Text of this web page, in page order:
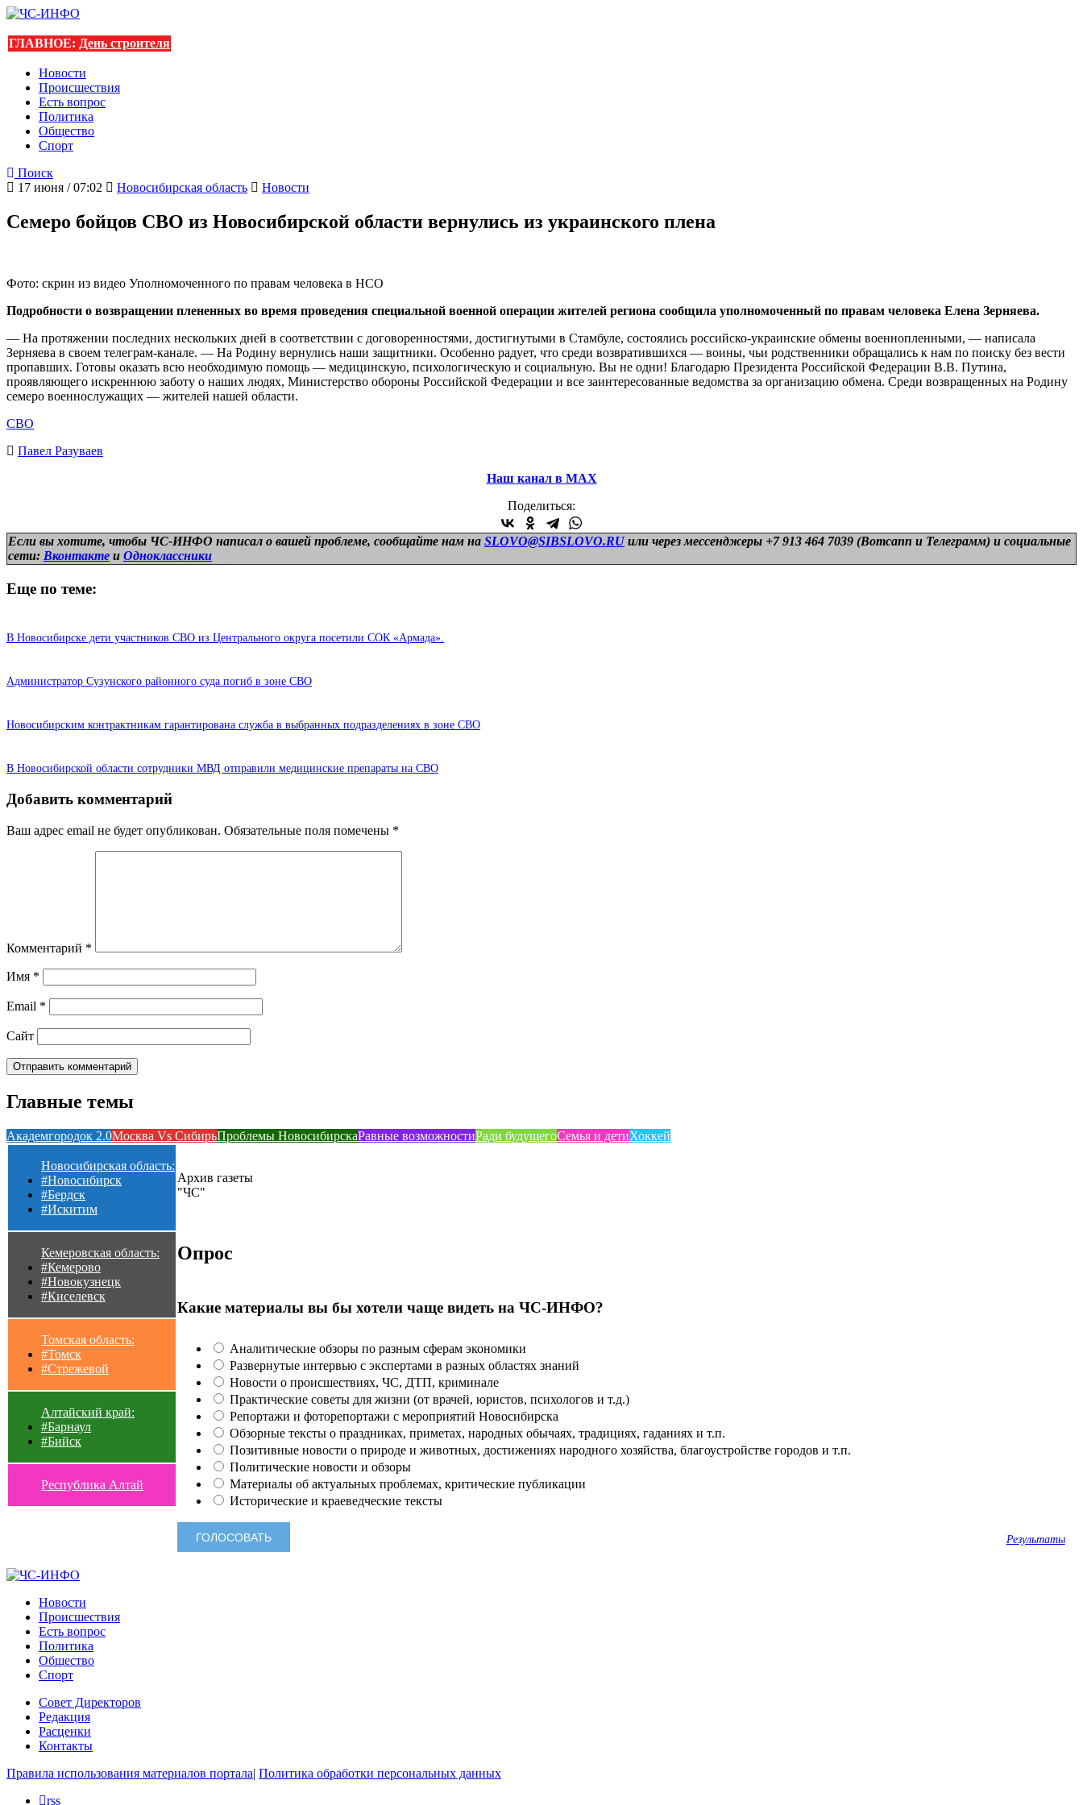
ГЛАВНОЕ: День строителя
Новости
Происшествия
Есть вопрос
Политика
Общество
Спорт
Поиск
17 июня / 07:02
Новосибирская область Новости
Семеро бойцов СВО из Новосибирской области вернулись из украинского плена
Фото: скрин из видео Уполномоченного по правам человека в НСО
Подробности о возвращении плененных во время проведения специальной военной операции жителей региона сообщила уполномоченный по правам человека Елена Зерняева.
— На протяжении последних нескольких дней в соответствии с договоренностями, достигнутыми в Стамбуле, состоялись российско-украинские обмены военнопленными, — написала
Зерняева в своем телеграм-канале. — На Родину вернулись наши защитники. Особенно радует, что среди возвратившихся — воины, чьи родственники обращались к нам по поиску без вести
пропавших. Готовы оказать всю необходимую помощь — медицинскую, психологическую и социальную. Вы не одни! Благодарю Президента Российской Федерации В.В. Путина,
проявляющего искреннюю заботу о наших людях, Министерство обороны Российской Федерации и все заинтересованные ведомства за организацию обмена. Среди возвращенных на Родину
семеро военнослужащих — жителей нашей области.
СВО
Павел Разуваев
Наш канал в МАХ
Поделиться:
Если вы хотите, чтобы ЧС-ИНФО написал о вашей проблеме, сообщайте нам на SLOVO@SIBSLOVO.RU или через мессенджеры +7 913 464 7039 (Вотсапп и Телеграмм) и социальные
сети: Вконтакте и Одноклассники
Еще по теме:
В Новосибирске дети участников СВО из Центрального округа посетили СОК «Армада».
Администратор Сузунского районного суда погиб в зоне СВО
Новосибирским контрактникам гарантирована служба в выбранных подразделениях в зоне СВО
В Новосибирской области сотрудники МВД отправили медицинские препараты на СВО
Добавить комментарий
Ваш адрес email не будет опубликован. Обязательные поля помечены *
Комментарий *
Имя *
Email *
Сайт
Главные темы
Академгородок 2.0Москва Vs СибирьПроблемы НовосибирскаРавные возможностиРади будущегоСемья и детиХоккей
Новосибирская область:
#Новосибирск
#Бердск
#Искитим
Кемеровская область:
#Кемерово
#Новокузнецк
#Киселевск
Томская область:
#Томск
#Стрежевой
Алтайский край:
#Барнаул
#Бийск
Республика Алтай
Архив газеты
"ЧС"
Опрос
Какие материалы вы бы хотели чаще видеть на ЧС-ИНФО?
Аналитические обзоры по разным сферам экономики
Развернутые интервью с экспертами в разных областях знаний
Новости о происшествиях, ЧС, ДТП, криминале
Практические советы для жизни (от врачей, юристов, психологов и т.д.)
Репортажи и фоторепортажи с мероприятий Новосибирска
Обзорные тексты о праздниках, приметах, народных обычаях, традициях, гаданиях и т.п.
Позитивные новости о природе и животных, достижениях народного хозяйства, благоустройстве городов и т.п.
Политические новости и обзоры
Материалы об актуальных проблемах, критические публикации
Исторические и краеведческие тексты
Результаты
Новости
Происшествия
Есть вопрос
Политика
Общество
Спорт
Совет Директоров
Редакция
Расценки
Контакты
Правила использования материалов портала| Политика обработки персональных данных
rss